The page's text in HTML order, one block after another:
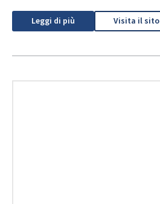
Leggi di più Visita il sito